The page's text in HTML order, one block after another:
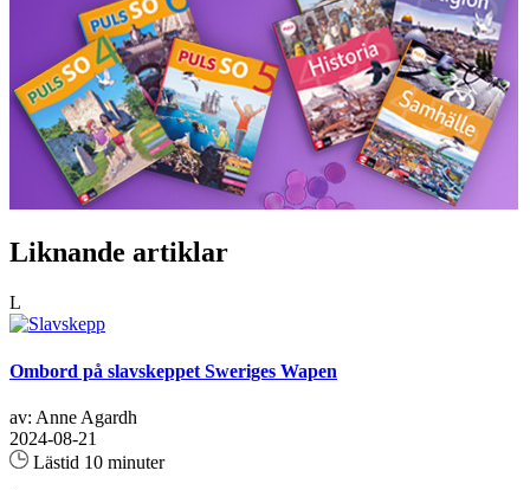
Liknande artiklar
L
Ombord på slavskeppet Sweriges Wapen
av: Anne Agardh
2024-08-21
Lästid 10 minuter